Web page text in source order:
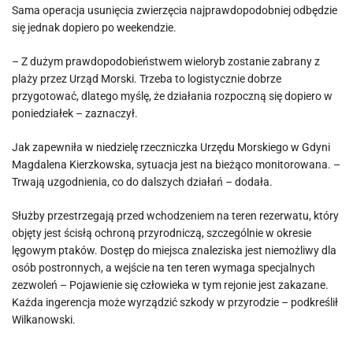
Sama operacja usunięcia zwierzęcia najprawdopodobniej odbędzie
się jednak dopiero po weekendzie.
– Z dużym prawdopodobieństwem wieloryb zostanie zabrany z
plaży przez Urząd Morski. Trzeba to logistycznie dobrze
przygotować, dlatego myślę, że działania rozpoczną się dopiero w
poniedziałek – zaznaczył.
Jak zapewniła w niedzielę rzeczniczka Urzędu Morskiego w Gdyni
Magdalena Kierzkowska, sytuacja jest na bieżąco monitorowana. –
Trwają uzgodnienia, co do dalszych działań – dodała.
Służby przestrzegają przed wchodzeniem na teren rezerwatu, który
objęty jest ścisłą ochroną przyrodniczą, szczególnie w okresie
lęgowym ptaków. Dostęp do miejsca znaleziska jest niemożliwy dla
osób postronnych, a wejście na ten teren wymaga specjalnych
zezwoleń – Pojawienie się człowieka w tym rejonie jest zakazane.
Każda ingerencja może wyrządzić szkody w przyrodzie – podkreślił
Wilkanowski.